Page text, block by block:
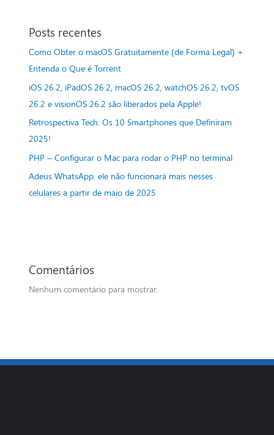
Posts recentes
Como Obter o macOS Gratuitamente (de Forma Legal) +
Entenda o Que é Torrent
iOS 26.2, iPadOS 26.2, macOS 26.2, watchOS 26.2, tvOS
26.2 e visionOS 26.2 são liberados pela Apple!
Retrospectiva Tech: Os 10 Smartphones que Definiram
2025!
PHP – Configurar o Mac para rodar o PHP no terminal
Adeus WhatsApp: ele não funcionará mais nesses
celulares a partir de maio de 2025
Comentários
Nenhum comentário para mostrar.